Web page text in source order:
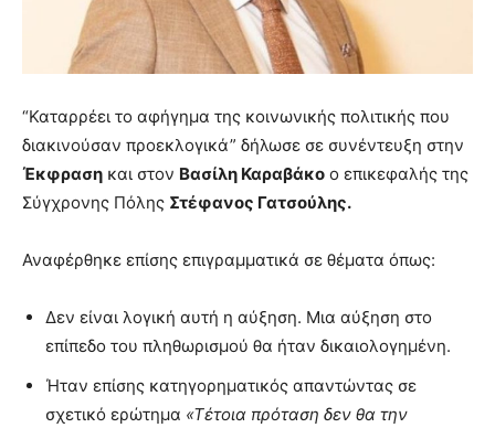
“Καταρρέει το αφήγημα της κοινωνικής πολιτικής που
διακινούσαν προεκλογικά” δήλωσε σε συνέντευξη στην
Έκφραση και στον Βασίλη Καραβάκο ο επικεφαλής της
Σύγχρονης Πόλης Στέφανος Γατσούλης.
Αναφέρθηκε επίσης επιγραμματικά σε θέματα όπως:
Δεν είναι λογική αυτή η αύξηση. Μια αύξηση στο
επίπεδο του πληθωρισμού θα ήταν δικαιολογημένη.
Ήταν επίσης κατηγορηματικός απαντώντας σε
σχετικό ερώτημα «Τέτοια πρόταση δεν θα την